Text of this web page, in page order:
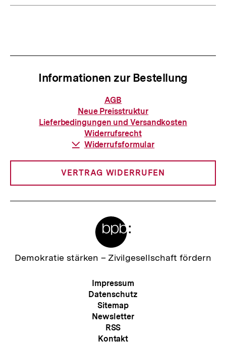
Informationen zur Bestellung
Informationen
zur
Bestellung
AGB
Neue Preisstruktur
Lieferbedingungen und Versandkosten
Widerrufsrecht
Download-
Widerrufsformular
VERTRAG WIDERRUFEN
Zur
Demokratie stärken – Zivilgesellschaft fördern
Meta-
Navigation
Impressum
Datenschutz
Sitemap
Newsletter
RSS
Kontakt